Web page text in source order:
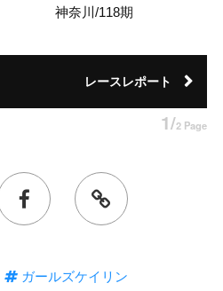
神奈川/118期
レースレポート
1/2 Page
ガールズケイリン